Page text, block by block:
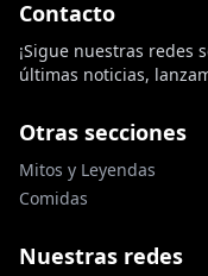
Contacto
¡Sigue nuestras redes
últimas noticias,
Otras secciones
Mitos y Leyendas
Comidas
Nuestras redes